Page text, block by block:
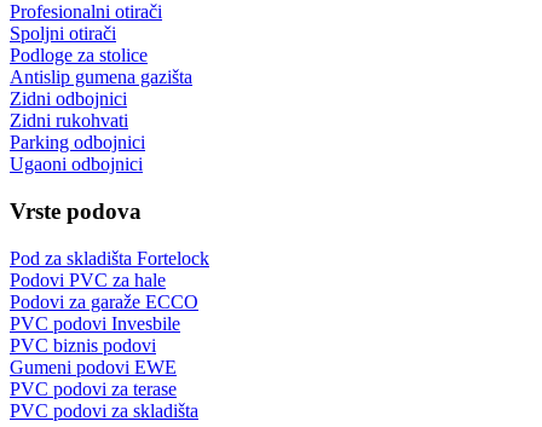
Profesionalni otirači
Spoljni otirači
Podloge za stolice
Antislip gumena gazišta
Zidni odbojnici
Zidni rukohvati
Parking odbojnici
Ugaoni odbojnici
Vrste podova
Pod za skladišta Fortelock
Podovi PVC za hale
Podovi za garaže ECCO
PVC podovi Invesbile
PVC biznis podovi
Gumeni podovi EWE
PVC podovi za terase
PVC podovi za skladišta